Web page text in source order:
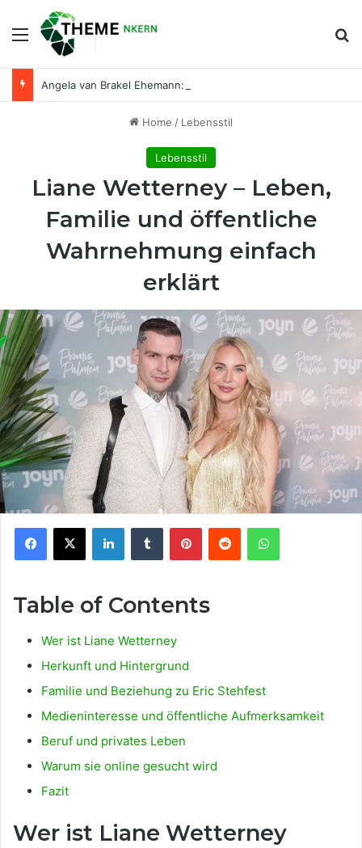
Menu
Home / Lebensstil
Lebensstil
Liane Wetterney – Leben,
Familie und öffentliche
Wahrnehmung einfach
erklärt
Facebook
X LinkedInTumblr PinterestReddit WhatsApp
Table of Contents
Wer ist Liane Wetterney
Herkunft und Hintergrund
Familie und Beziehung zu Eric Stehfest
Medieninteresse und öffentliche Aufmerksamkeit
Beruf und privates Leben
Warum sie online gesucht wird
Fazit
Wer ist Liane Wetterney